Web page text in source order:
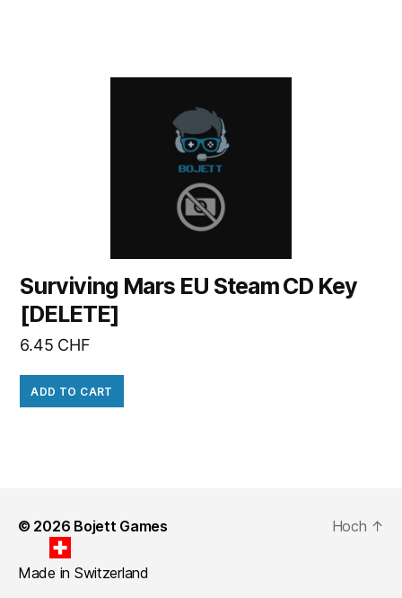
Surviving Mars EU Steam CD Key
[DELETE]
6.45 CHF
ADD TO CART
© 2026 Bojett Games
Made in Switzerland
Hoch ↑